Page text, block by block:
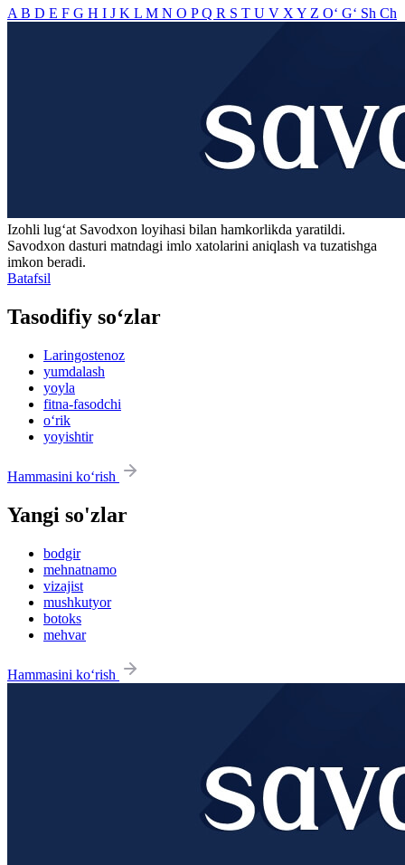
A B D E F G H I J K L M N O PQ R S T U V X Y Z O‘ G‘ Sh Ch
Izohli lugʻat Savodxon loyihasi bilan hamkorlikda yaratildi.
Savodxon dasturi matndagi imlo xatolarini aniqlash va tuzatishga
imkon beradi.
Batafsil
Tasodifiy so‘zlar
Laringostenoz
yumdalash
yoyla
fitna-fasodchi
o‘rik
yoyishtir
Hammasini ko‘rish
Yangi so'zlar
bodgir
mehnatnamo
vizajist
mushkutyor
botoks
mehvar
Hammasini ko‘rish